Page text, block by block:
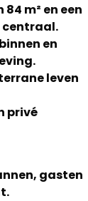
m² en een
centraal.
en
leven
privé
gasten